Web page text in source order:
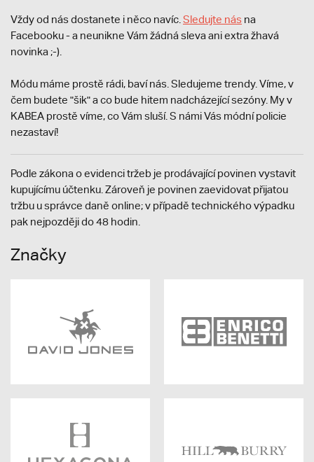
Vždy od nás dostanete i něco navíc. Sledujte nás na
Facebooku - a neunikne Vám žádná sleva ani extra žhavá
novinka ;-).
Módu máme prostě rádi, baví nás. Sledujeme trendy. Víme, v
čem budete "šik" a co bude hitem nadcházející sezóny. My v
KABEA prostě víme, co Vám sluší. S námi Vás módní policie
nezastaví!
Podle zákona o evidenci tržeb je prodávající povinen vystavit
kupujícímu účtenku. Zároveň je povinen zaevidovat přijatou
tržbu u správce daně online; v případě technického výpadku
pak nejpozději do 48 hodin.
Značky